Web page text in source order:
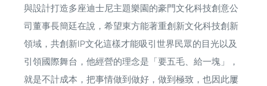
與設計打造多座迪士尼主題樂園的豪門文化科技創意公
司董事長簡廷在說，希望東方能著重創新文化科技創新
領域，共創新IP文化這樣才能吸引世界民眾的目光以及
引領國際舞台，他經營的理念是「要五毛、給一塊」，
就是不計成本，把事情做到做好，做到極致，也因此屢